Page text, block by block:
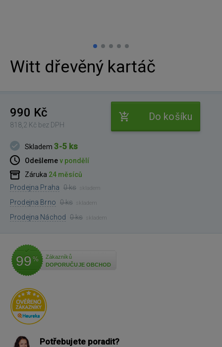
Witt dřevěný kartáč
990 Kč
818,2 Kč bez DPH
Do košíku
Skladem3-5 ks
Odešlemev pondělí
Záruka 24 měsíců
Prodejna Praha 0 ks skladem
Prodejna Brno 0 ks skladem
Prodejna Náchod 0 ks skladem
99 %
Zákazníků
DOPORUČUJE OBCHOD
Potřebujete poradit?